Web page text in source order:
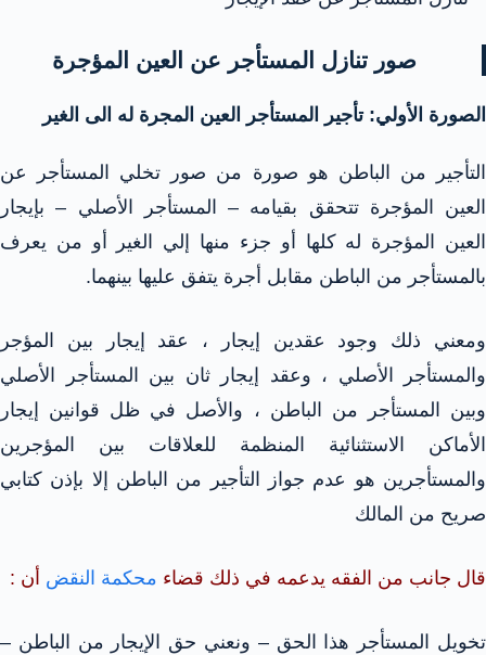
صور تنازل المستأجر عن العين المؤجرة
الصورة الأولي: تأجير المستأجر العين المجرة له الى الغير
التأجير من الباطن هو صورة من صور تخلي المستأجر عن
العين المؤجرة تتحقق بقيامه – المستأجر الأصلي – بإيجار
العين المؤجرة له كلها أو جزء منها إلي الغير أو من يعرف
بالمستأجر من الباطن مقابل أجرة يتفق عليها بينهما.
ومعني ذلك وجود عقدين إيجار ، عقد إيجار بين المؤجر
والمستأجر الأصلي ، وعقد إيجار ثان بين المستأجر الأصلي
وبين المستأجر من الباطن ، والأصل في ظل قوانين إيجار
الأماكن الاستثنائية المنظمة للعلاقات بين المؤجرين
والمستأجرين هو عدم جواز التأجير من الباطن إلا بإذن كتابي
صريح من المالك
قال جانب من الفقه يدعمه في ذلك قضاء محكمة النقض أن :
تخويل المستأجر هذا الحق – ونعني حق الإيجار من الباطن –